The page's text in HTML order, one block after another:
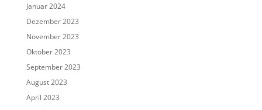
Januar 2024
Dezember 2023
November 2023
Oktober 2023
September 2023
August 2023
April 2023